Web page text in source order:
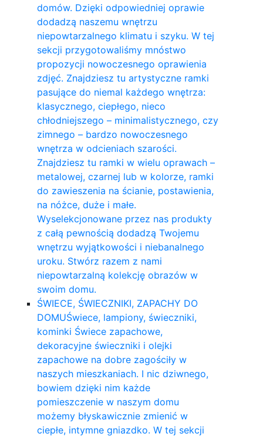
domów. Dzięki odpowiedniej oprawie
dodadzą naszemu wnętrzu
niepowtarzalnego klimatu i szyku. W tej
sekcji przygotowaliśmy mnóstwo
propozycji nowoczesnego oprawienia
zdjęć. Znajdziesz tu artystyczne ramki
pasujące do niemal każdego wnętrza:
klasycznego, ciepłego, nieco
chłodniejszego – minimalistycznego, czy
zimnego – bardzo nowoczesnego
wnętrza w odcieniach szarości.
Znajdziesz tu ramki w wielu oprawach –
metalowej, czarnej lub w kolorze, ramki
do zawieszenia na ścianie, postawienia,
na nóżce, duże i małe.
Wyselekcjonowane przez nas produkty
z całą pewnością dodadzą Twojemu
wnętrzu wyjątkowości i niebanalnego
uroku. Stwórz razem z nami
niepowtarzalną kolekcję obrazów w
swoim domu.
ŚWIECE, ŚWIECZNIKI, ZAPACHY DO
DOMUŚwiece, lampiony, świeczniki,
kominki Świece zapachowe,
dekoracyjne świeczniki i olejki
zapachowe na dobre zagościły w
naszych mieszkaniach. I nic dziwnego,
bowiem dzięki nim każde
pomieszczenie w naszym domu
możemy błyskawicznie zmienić w
ciepłe, intymne gniazdko. W tej sekcji